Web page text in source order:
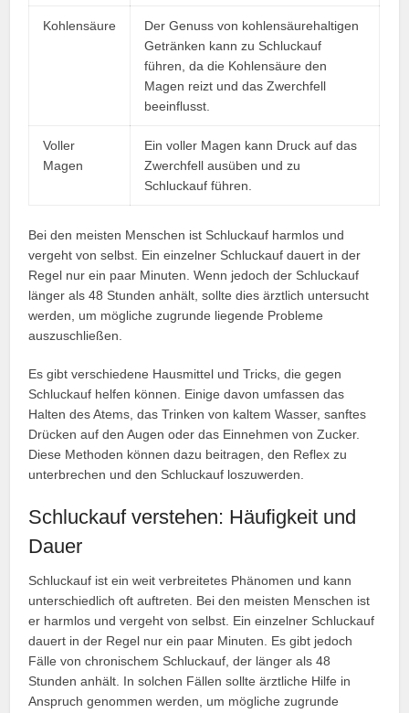
Kohlensäure
Der Genuss von kohlensäurehaltigen
Getränken kann zu Schluckauf
führen, da die Kohlensäure den
Magen reizt und das Zwerchfell
beeinflusst.
Voller
Magen
Ein voller Magen kann Druck auf das
Zwerchfell ausüben und zu
Schluckauf führen.
Bei den meisten Menschen ist Schluckauf harmlos und
vergeht von selbst. Ein einzelner Schluckauf dauert in der
Regel nur ein paar Minuten. Wenn jedoch der Schluckauf
länger als 48 Stunden anhält, sollte dies ärztlich untersucht
werden, um mögliche zugrunde liegende Probleme
auszuschließen.
Es gibt verschiedene Hausmittel und Tricks, die gegen
Schluckauf helfen können. Einige davon umfassen das
Halten des Atems, das Trinken von kaltem Wasser, sanftes
Drücken auf den Augen oder das Einnehmen von Zucker.
Diese Methoden können dazu beitragen, den Reflex zu
unterbrechen und den Schluckauf loszuwerden.
Schluckauf verstehen: Häufigkeit und
Dauer
Schluckauf ist ein weit verbreitetes Phänomen und kann
unterschiedlich oft auftreten. Bei den meisten Menschen ist
er harmlos und vergeht von selbst. Ein einzelner Schluckauf
dauert in der Regel nur ein paar Minuten. Es gibt jedoch
Fälle von chronischem Schluckauf, der länger als 48
Stunden anhält. In solchen Fällen sollte ärztliche Hilfe in
Anspruch genommen werden, um mögliche zugrunde